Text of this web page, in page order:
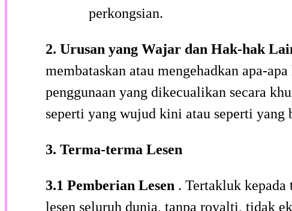
perkongsian.
2. Urusan yang Wajar dan Hak-hak
membataskan atau mengehadkan apa-
penggunaan yang dikecualikan secara
seperti yang wujud kini atau seperti yang
3. Terma-terma Lesen
3.1 Pemberian Lesen . Tertakluk kepada
lesen seluruh dunia, tanpa royalti, tidak